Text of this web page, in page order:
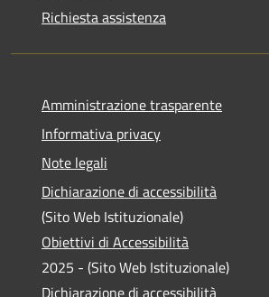
Richiesta assistenza
Amministrazione trasparente
Informativa privacy
Note legali
Dichiarazione di accessibilità
(Sito Web Istituzionale)
Obiettivi di Accessibilità
2025 - (Sito Web Istituzionale)
Dichiarazione di accessibilità